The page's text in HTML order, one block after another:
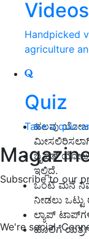
Videos
Handpicked
agriculture
Quiz
Take a quiz
Subscribe to our
We're social.
ಹಲವು
ಬೃಹತ್‌
ಇಲ್ಲಿದೆ.
ಒಂಟಿ ಮನೆ
ನೀಡಲು
ಲ್ಯಾಪ್
ಹೊಲಿಗೆ